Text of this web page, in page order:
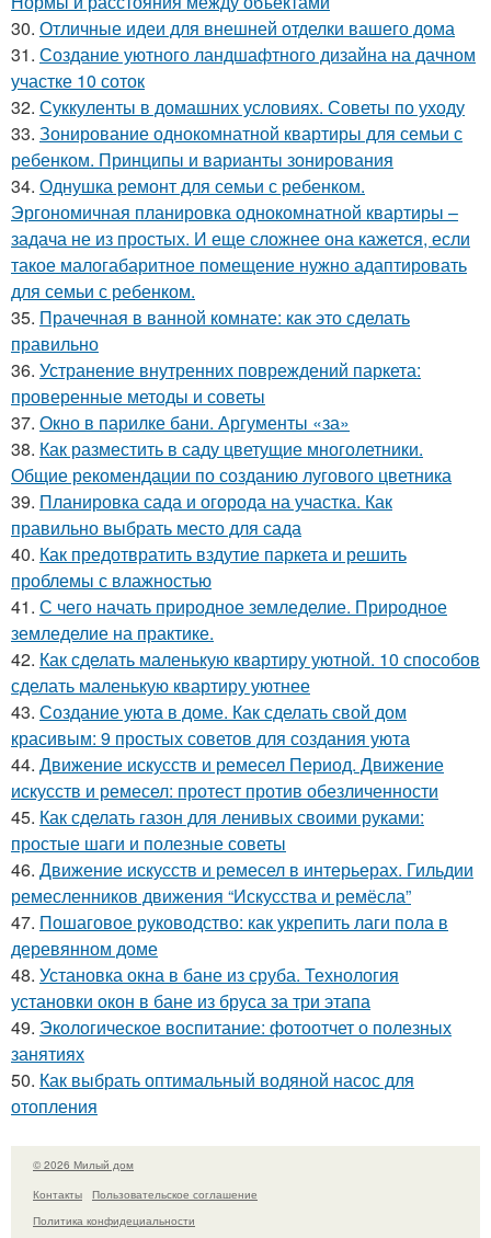
30. Отличные идеи для внешней отделки вашего дома
31. Создание уютного ландшафтного дизайна на дачном
участке 10 соток
32. Суккуленты в домашних условиях. Советы по уходу
33. Зонирование однокомнатной квартиры для семьи с
ребенком. Принципы и варианты зонирования
34. Однушка ремонт для семьи с ребенком.
Эргономичная планировка однокомнатной квартиры –
задача не из простых. И еще сложнее она кажется, если
такое малогабаритное помещение нужно адаптировать
для семьи с ребенком.
35. Прачечная в ванной комнате: как это сделать
правильно
36. Устранение внутренних повреждений паркета:
проверенные методы и советы
37. Окно в парилке бани. Аргументы «за»
38. Как разместить в саду цветущие многолетники.
Общие рекомендации по созданию лугового цветника
39. Планировка сада и огорода на участка. Как
правильно выбрать место для сада
40. Как предотвратить вздутие паркета и решить
проблемы с влажностью
41. С чего начать природное земледелие. Природное
земледелие на практике.
42. Как сделать маленькую квартиру уютной. 10 способов
сделать маленькую квартиру уютнее
43. Создание уюта в доме. Как сделать свой дом
красивым: 9 простых советов для создания уюта
44. Движение искусств и ремесел Период. Движение
искусств и ремесел: протест против обезличенности
45. Как сделать газон для ленивых своими руками:
простые шаги и полезные советы
46. Движение искусств и ремесел в интерьерах. Гильдии
ремесленников движения “Искусства и ремёсла”
47. Пошаговое руководство: как укрепить лаги пола в
деревянном доме
48. Установка окна в бане из сруба. Технология
установки окон в бане из бруса за три этапа
49. Экологическое воспитание: фотоотчет о полезных
занятиях
50. Как выбрать оптимальный водяной насос для
отопления
© 2026 Милый дом
Контакты
Пользовательское соглашение
Политика конфидециальности